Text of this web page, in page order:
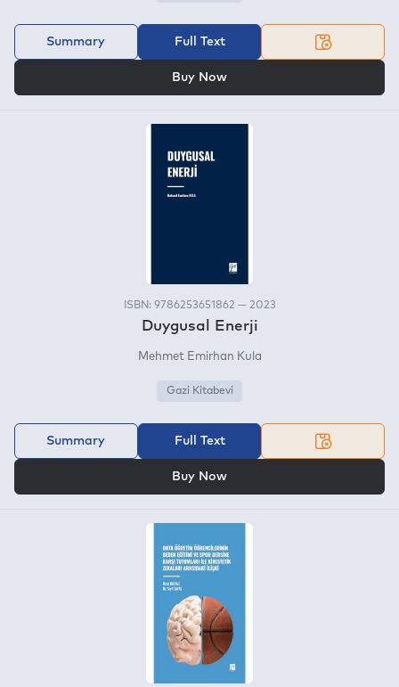
Summary Full Text
Buy Now
ISBN: 9786253651862 — 2023
Duygusal Enerji
Mehmet Emirhan Kula
Gazi Kitabevi
Summary Full Text
Buy Now